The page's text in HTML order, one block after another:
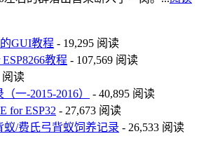
GUI教程 - 19,295 阅读
教程 - 107,569 阅读
阅读
一-2015-2016）
- 40,895 阅读
for ESP32 - 27,673 阅读
蚁/费氏弓背蚁饲养记录 - 26,533 阅读